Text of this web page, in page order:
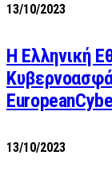
13/10/2023
Η Ελληνική
13/10/2023